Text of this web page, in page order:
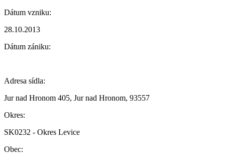
Dátum vzniku:
28.10.2013
Dátum zániku:
Adresa sídla:
Jur nad Hronom 405, Jur nad Hronom, 93557
Okres:
SK0232 - Okres Levice
Obec: